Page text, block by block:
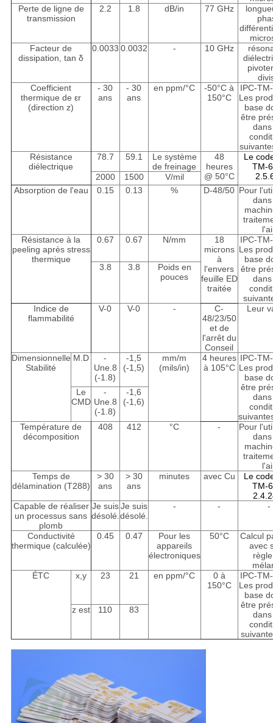
Perte de ligne de
transmission
2.2 1.8 dB/in 77 GHz
Facteur de
dissipation, tan δ
0.0033 0.0032 - 10 GHz
Coefficient
thermique de εr
(direction z)
- 30
ans
- 30
ans
en ppm/°C
-50°C à
150°C
IPC-
Les
base
être
Résistance
diélectrique
78.7 59.1
Le système
de freinage
48
heures
@ 50°C
Le
TM-
2000 1500
V/mil
Absorption de l'eau
0.15 0.13 % D-48/50 Pour
Résistance à la
peeling après stress
thermique
0.67 0.67 N/mm
18
microns
à
l'envers
feuille ED
traitée
IPC-
Les
base
être
3.8 3.8
Poids en
pouces
Indice de
flammabilité
V-0 V-0 -
C-
48/23/50
et de
l'arrêt du
Conseil
Leur
Dimensionnelle
Stabilité
M.D
-
Une.8
(-1.8)
-1,5
(-1,5)
mm/m
(mils/in)
4 heures
à 105°C
IPC-
Les
base
être
Le
CMD
-
Une.8
(-1.8)
-1,6
(-1,6)
Température de
décomposition
408 412 °C -
Pour
Temps de
délamination (T288)
> 30
ans
> 30
ans
minutes avec Cu
Le
TM-
Capable de réaliser
un processus sans
plomb
Je suis
désolé.
Je suis
désolé.
- - -
Conductivité
thermique (calculée)
0.45 0.47
Pour les
appareils
électroniques
50°C
Calcul
avec
ÉTC
x,y 23 21 en ppm/°C
0 à
150°C
IPC-
Les
base
être
z est 110 83